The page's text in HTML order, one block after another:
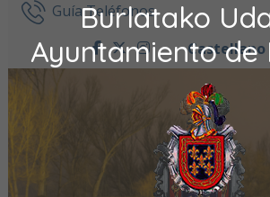
Burlatako
Ayuntamiento de
Ir al contenidoGuía Teléfonos
facebook
twitter
instagram
Castellano